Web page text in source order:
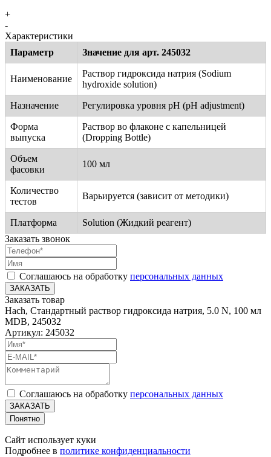
+
-
Характеристики
Параметр
Значение для арт. 245032
Наименование
Раствор гидроксида натрия (Sodium
hydroxide solution)
Назначение Регулировка уровня pH (pH adjustment)
Форма
выпуска
Раствор во флаконе с капельницей
(Dropping Bottle)
Объем
фасовки
100 мл
Количество
тестов
Варьируется (зависит от методики)
Платформа
Solution (Жидкий реагент)
Заказать звонок
Соглашаюсь на обработку персональных данных
ЗАКАЗАТЬ
Заказать товар
Hach, Стандартный раствор гидроксида натрия, 5.0 N, 100 мл
MDB, 245032
Артикул: 245032
Соглашаюсь на обработку персональных данных
ЗАКАЗАТЬ
Понятно
Сайт использует куки
Подробнее в политике конфиденциальности